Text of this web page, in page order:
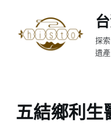
至
探
遺
五結鄉利生